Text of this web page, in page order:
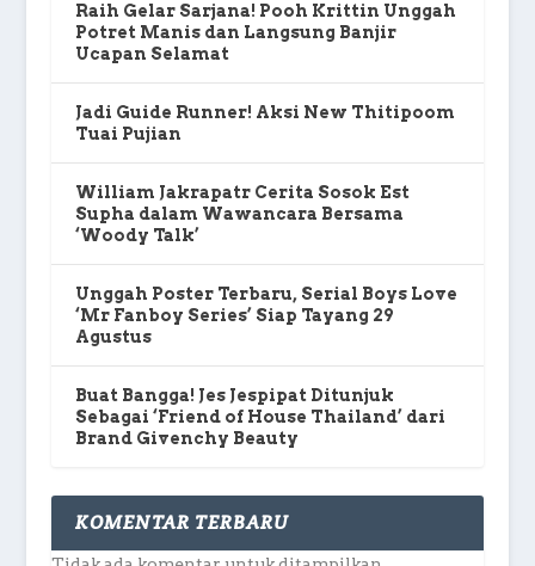
Raih Gelar Sarjana! Pooh Krittin Unggah
Potret Manis dan Langsung Banjir
Ucapan Selamat
Jadi Guide Runner! Aksi New Thitipoom
Tuai Pujian
William Jakrapatr Cerita Sosok Est
Supha dalam Wawancara Bersama
‘Woody Talk’
Unggah Poster Terbaru, Serial Boys Love
‘Mr Fanboy Series’ Siap Tayang 29
Agustus
Buat Bangga! Jes Jespipat Ditunjuk
Sebagai ‘Friend of House Thailand’ dari
Brand Givenchy Beauty
KOMENTAR TERBARU